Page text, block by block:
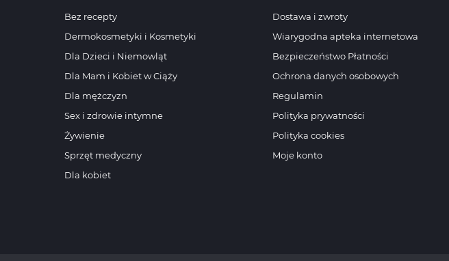
Bez recepty
Dermokosmetyki i Kosmetyki
Dla Dzieci i Niemowląt
Dla Mam i Kobiet w Ciąży
Dla mężczyzn
Sex i zdrowie intymne
Żywienie
Sprzęt medyczny
Dla kobiet
Dostawa i zwroty
Wiarygodna apteka internetowa
Bezpieczeństwo Płatności
Ochrona danych osobowych
Regulamin
Polityka prywatności
Polityka cookies
Moje konto